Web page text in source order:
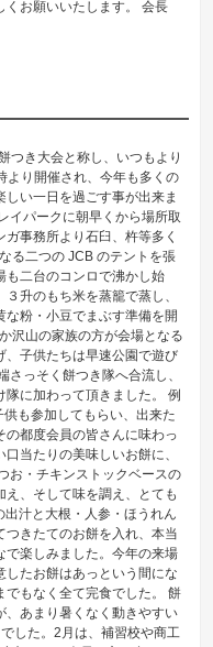
くお願いいたします。 会長
つき大会と称し、いつもより
より開催され、今年も多くの
い一日を過ごす事が出来ま
イパークに朝早くから場所取
事務所より石臼、杵等多く
る二つの JCB のテントを張
も二台のコンロで沸かし始
升のもち米を蒸籠で蒸し、
粉・小豆でまぶす準備を開
沢山の家族の方が会場となる
、子供たちは早速公園で遊び
っそく餅つき隊へ合流し、
に加わって頂きました。 例
も参加してもらい、出来た
都度会員の皆さんに味わっ
当たりの美味しいお餅に、
お・チキンストックベースの
、そして味を調え、とても
汁と大根・人参・ほうれん
きたてのお餅を入れ、本当
で楽しみました。今年の来場
たお餅はあっという間にな
でもなく全て完食でした。 餅
、あまり暑くなく動きやすい
した。2月は、補習校や商工